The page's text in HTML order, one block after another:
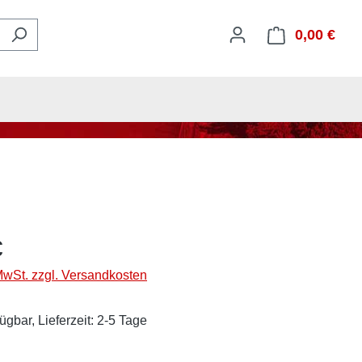
0,00 €
zzgl. Versandkosten
Lieferzeit: 2-5 Tage